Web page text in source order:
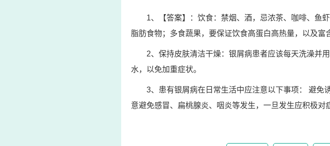
1、【答案】：饮食：禁烟、酒，忌浓茶、咖啡、鱼
脂肪食物；多食蔬果，要保证饮食高蛋白高热量，以及富
2、保持皮肤清洁干燥：银屑病患者应该每天洗澡并
水，以免加重症状。
3、患有银屑病在日常生活中应注意以下事项： 避免
意避免感冒、扁桃腺炎、咽炎等发生，一旦发生应积极对